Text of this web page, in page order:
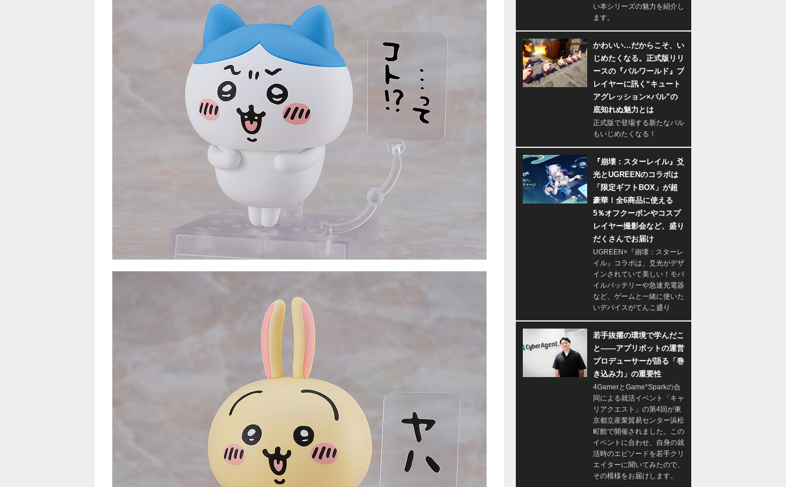
い本シリーズの魅力を紹介し
ます。
かわいい…だからこそ、い
じめたくなる。正式版リリ
ースの『パルワールド』プ
レイヤーに訊く“キュート
アグレッション×パル”の
底知れぬ魅力とは
正式版で登場する新たなパル
もいじめたくなる！
『崩壊：スターレイル』爻
光とUGREENのコラボは
「限定ギフトBOX」が超
豪華！全6商品に使える
5％オフクーポンやコスプ
レイヤー撮影会など、盛り
だくさんでお届け
UGREEN×『崩壊：スターレ
イル』コラボは、爻光がデザ
インされていて美しい！モバ
イルバッテリーや急速充電器
など、ゲームと一緒に使いた
いデバイスがてんこ盛り
若手抜擢の環境で学んだこ
と――アプリボットの運営
プロデューサーが語る「巻
き込み力」の重要性
4GamerとGame*Sparkの合
同による就活イベント「キャ
リアクエスト」の第4回が東
京都立産業貿易センター浜松
町館で開催されました。この
イベントに合わせ、自身の就
活時のエピソードを若手クリ
エイターに聞いてみたので、
その模様をお届けします。